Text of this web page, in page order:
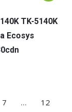
TK-5140K
Ecosys
7 …
12